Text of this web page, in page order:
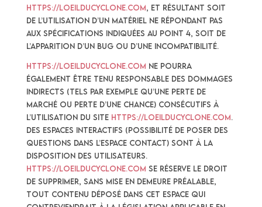
https://loeilducyclone.com, et résultant soit
de l’utilisation d’un matériel ne répondant pas
aux spécifications indiquées au point 4, soit de
l’apparition d’un bug ou d’une incompatibilité.
https://loeilducyclone.com ne pourra
également être tenu responsable des dommages
indirects (tels par exemple qu’une perte de
marché ou perte d’une chance) consécutifs à
l’utilisation du site https://loeilducyclone.com.
Des espaces interactifs (possibilité de poser des
questions dans l’espace contact) sont à la
disposition des utilisateurs.
https://loeilducyclone.com se réserve le droit
de supprimer, sans mise en demeure préalable,
tout contenu déposé dans cet espace qui